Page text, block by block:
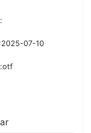
07-10
:otf